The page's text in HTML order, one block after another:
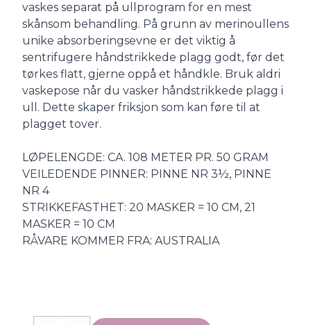
vaskes separat på ullprogram for en mest
skånsom behandling. På grunn av merinoullens
unike absorberingsevne er det viktig å
sentrifugere håndstrikkede plagg godt, før det
tørkes flatt, gjerne oppå et håndkle. Bruk aldri
vaskepose når du vasker håndstrikkede plagg i
ull. Dette skaper friksjon som kan føre til at
plagget tover.
LØPELENGDE: CA. 108 METER PR. 50 GRAM
VEILEDENDE PINNER: PINNE NR 3½, PINNE
NR 4
STRIKKEFASTHET: 20 MASKER = 10 CM, 21
MASKER = 10 CM
RÅVARE KOMMER FRA: AUSTRALIA